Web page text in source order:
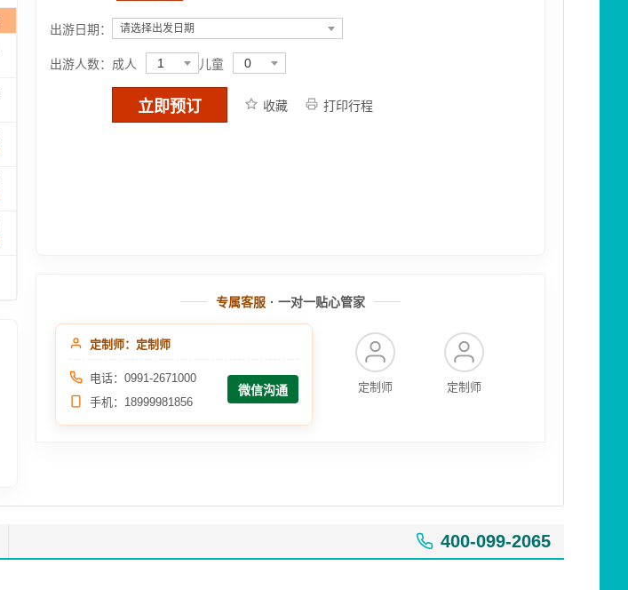
出游日期： 请选择出发日期
出游人数： 成人 1 儿童 0
立即预订 收藏 打印行程
专属客服 · 一对一贴心管家
定制师：定制师
电话：0991-2671000
手机：18999981856
微信沟通 定制师 定制师
400-099-2065